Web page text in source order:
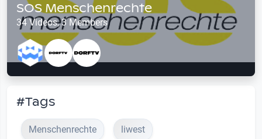
SOS Menschenrechte
34 Videos, 3 Members
#Tags
Menschenrechte liwest